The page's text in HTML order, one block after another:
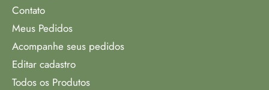
Contato
Meus Pedidos
Acompanhe seus pedidos
Editar cadastro
Todos os Produtos